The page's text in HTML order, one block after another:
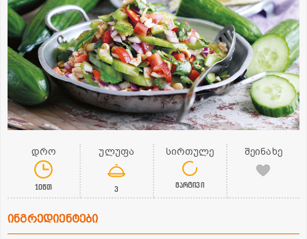
დრო
10წთ
ულუფა
3
სირთულე
მარტივი
შეინახე
ინგრედიენტები